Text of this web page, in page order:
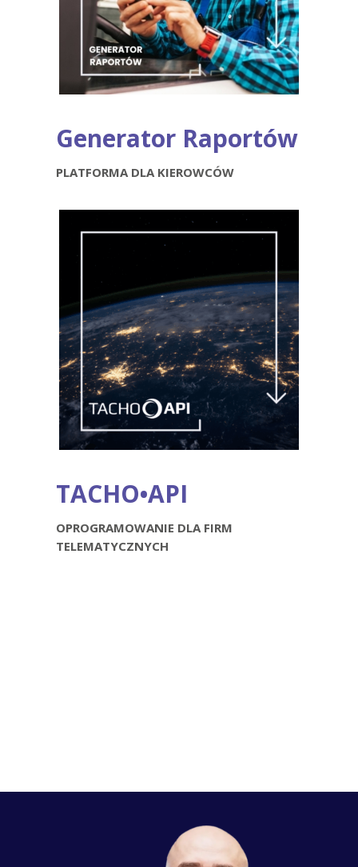
Generator Raportów
PLATFORMA DLA KIEROWCÓW
TACHO•API
OPROGRAMOWANIE DLA FIRM
TELEMATYCZNYCH